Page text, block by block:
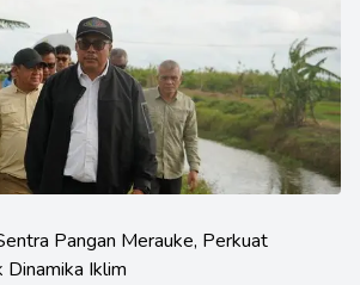
Pangan Merauke, Perkuat
Iklim